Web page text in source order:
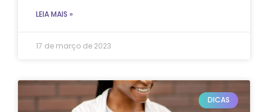
LEIA MAIS »
17 de março de 2023
DICAS